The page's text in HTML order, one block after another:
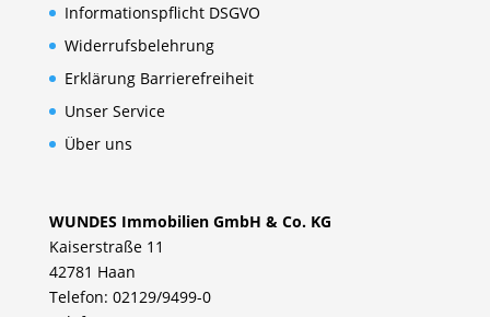
Informationspflicht DSGVO
Widerrufsbelehrung
Erklärung Barrierefreiheit
Unser Service
Über uns
WUNDES Immobilien GmbH & Co. KG
Kaiserstraße 11
42781 Haan
Telefon: 02129/9499-0